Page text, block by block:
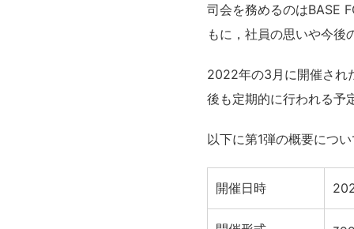
司会を務めるのはBASE
もに，社員の思いや今後
2022年の3月に開催され
後も定期的に行われる予
以下に第1弾の概要につ
開催日時